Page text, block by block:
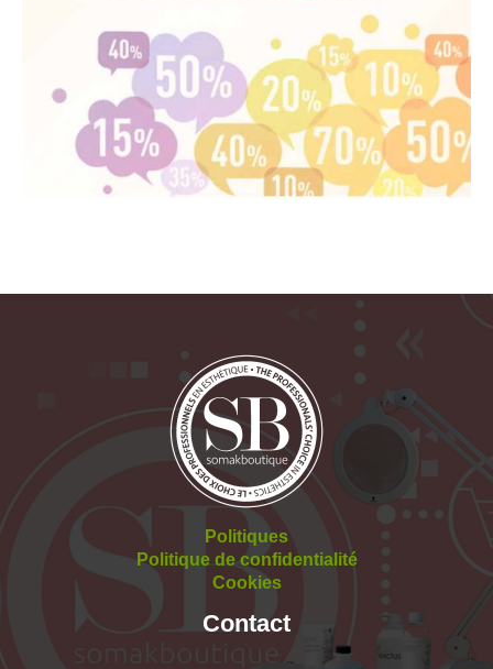
Politiques
Politique de confidentialité
Cookies
Contact